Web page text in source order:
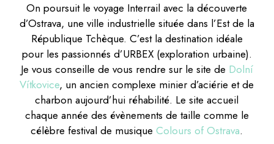
On poursuit le voyage Interrail avec la découverte
d’Ostrava, une ville industrielle située dans l’Est de la
République Tchèque. C’est la destination idéale
pour les passionnés d’URBEX (exploration urbaine).
Je vous conseille de vous rendre sur le site de Dolní
Vítkovice, un ancien complexe minier d’aciérie et de
charbon aujourd’hui réhabilité. Le site accueil
chaque année des évènements de taille comme le
célèbre festival de musiqueColours of Ostrava.